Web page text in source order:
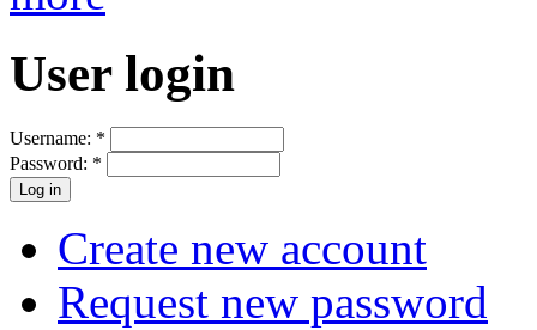
User login
Username: *
Password: *
Create new account
Request new password